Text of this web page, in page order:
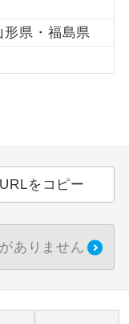
形県・福島県
URLをコピー
ありません
制限があるコース
ので、ご出発の計
。